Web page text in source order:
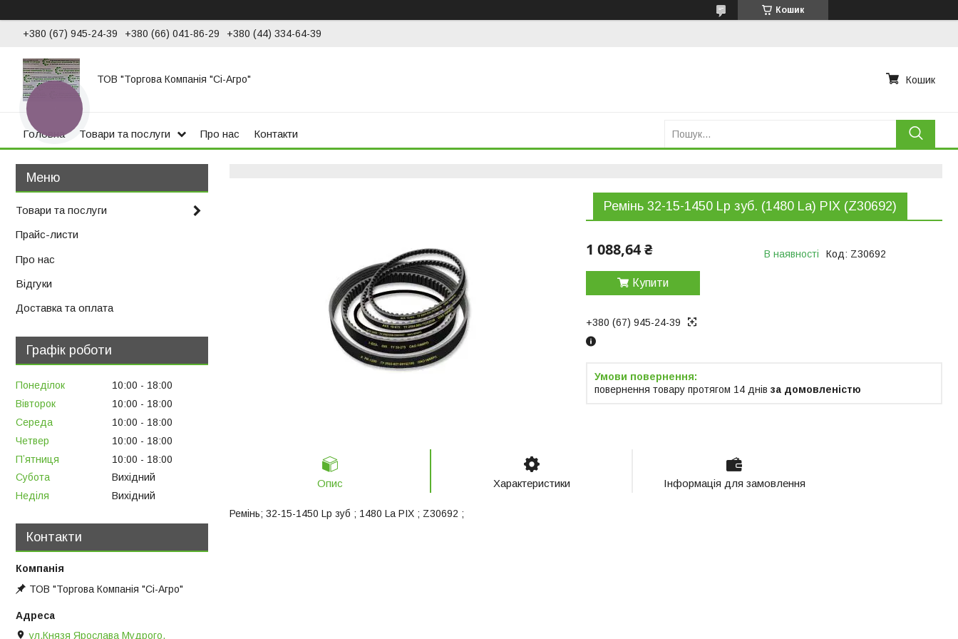
Кошик
+380 (67) 945-24-39 +380 (66) 041-86-29 +380 (44) 334-64-39
ТОВ "Торгова Компанія "Сі-Агро" Кошик
Головна Товари та послуги Про нас Контакти
Ремінь 32-15-1450 Lp зуб. (1480 La) PIX (Z30692)
1 088,64 ₴ В наявності Код: Z30692
Купити
+380 (67) 945-24-39
повернення товару протягом 14 днів за домовленістю
Опис Характеристики Інформація для замовлення
Ремінь; 32-15-1450 Lp зуб ; 1480 La PIX ; Z30692 ;
Товари та послуги
Прайс-листи
Про нас
Відгуки
Доставка та оплата
Графік роботи
Понеділок 10:00
18:00
Вівторок
10:00
18:00
Середа
10:00
18:00
Четвер
10:00
18:00
Пʼятниця
10:00
18:00
Субота
Вихідний
Неділя
Вихідний
Контакти
ТОВ "Торгова Компанія "Сі-Агро"
ул.Князя Ярослава Мудрого,